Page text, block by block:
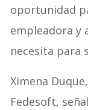
oportunidad
empleadora y
necesita para
Ximena
Fedesoft,